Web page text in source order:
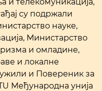
су подржали
науке,
Министарство
и омладине,
и локалне
и Повереник за
Међународна унија